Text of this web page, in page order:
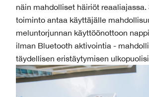
näin mahdolliset häiriöt reaaliajassa.
toiminto antaa käyttäjälle
meluntorjunnan käyttöönottoon
ilman Bluetooth aktivointia -
täydellisen eristäytymisen